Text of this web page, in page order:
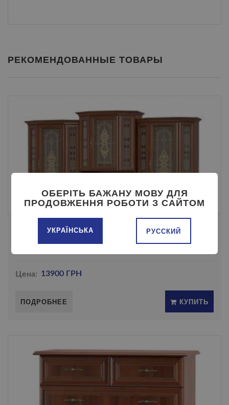
РЕКОМЕНДОВАННЫЕ ТОВАРЫ
БАРОН ВИТРИНА МС
Цена: 13900 ГРН
ПОДРОБНЕЕ КУПИТЬ
ОБЕРІТЬ БАЖАНУ МОВУ ДЛЯ
ПРОДОВЖЕННЯ РОБОТИ З САЙТОМ
УКРАЇНСЬКА РУССКИЙ